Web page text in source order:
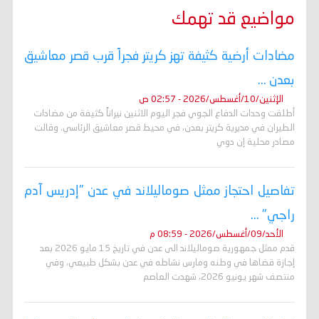
مواضيع قد تهمك
مضادات أرضية كثيفة تهز كريتر فجراً قرب قصر معاشيق
بعدن ...
الإثنين/10/أغسطس/2026 - 02:57 ص
أطلقت وحدات الدفاع الجوي فجر اليوم الاثنين نيراناً كثيفة من مضادات
الطيران في مديرية كريتر بعدن، في محيط قصر معاشيق الرئاسي. وقالت
مصادر محلية إن دوي
تفاصيل احتجاز ممثل صوماليلاند في عدن "إدريس آدم
راجي" ...
الأحد/09/أغسطس/2026 - 08:59 م
قدم ممثل جمهورية صوماليلاند الى عدن في تاريخ 15 مايو 2026 بعد
إجازة قضاها في وطنه ومارس نشاطه في عدن بشكل طبيعي، وفي
منتصف شهر يونيو 2026، شهدت العاصم